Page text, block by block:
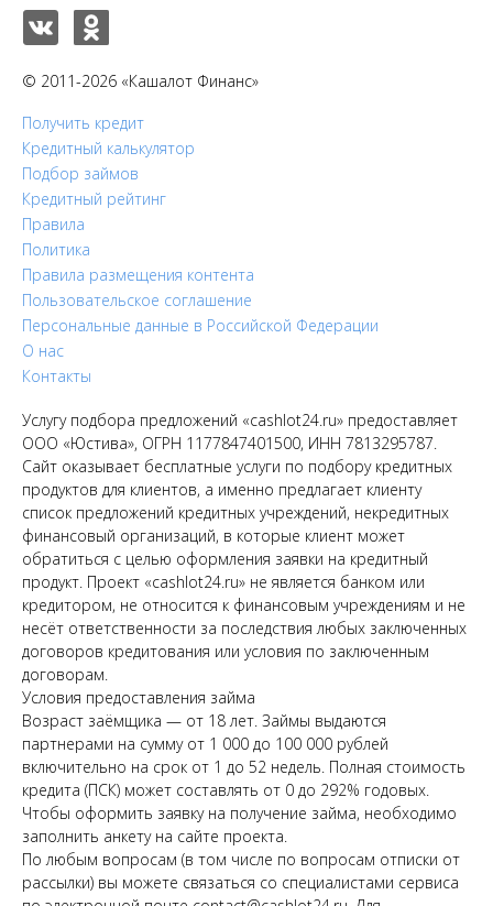
© 2011-2026 «Кашалот Финанс»
Получить кредит
Кредитный калькулятор
Подбор займов
Кредитный рейтинг
Правила
Политика
Правила размещения контента
Пользовательское соглашение
Персональные данные в Российской Федерации
О нас
Контакты
Услугу подбора предложений «cashlot24.ru» предоставляет
ООО «Юстива», ОГРН 1177847401500, ИНН 7813295787.
Сайт оказывает бесплатные услуги по подбору кредитных
продуктов для клиентов, а именно предлагает клиенту
список предложений кредитных учреждений, некредитных
финансовый организаций, в которые клиент может
обратиться с целью оформления заявки на кредитный
продукт. Проект «cashlot24.ru» не является банком или
кредитором, не относится к финансовым учреждениям и не
несёт ответственности за последствия любых заключенных
договоров кредитования или условия по заключенным
договорам.
Условия предоставления займа
Возраст заёмщика — от 18 лет. Займы выдаются
партнерами на сумму от 1 000 до 100 000 рублей
включительно на срок от 1 до 52 недель. Полная стоимость
кредита (ПСК) может составлять от 0 до 292% годовых.
Чтобы оформить заявку на получение займа, необходимо
заполнить анкету на сайте проекта.
По любым вопросам (в том числе по вопросам отписки от
рассылки) вы можете связаться со специалистами сервиса